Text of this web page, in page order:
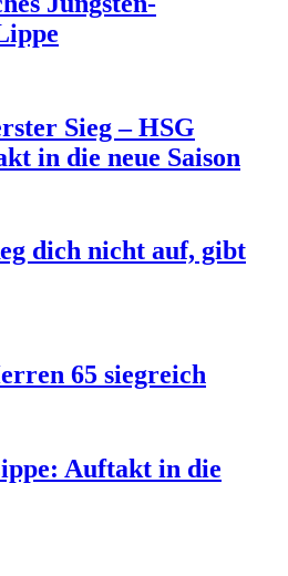
Sieg – HSG
in die neue Saison
dich nicht auf, gibt
65 siegreich
Auftakt in die